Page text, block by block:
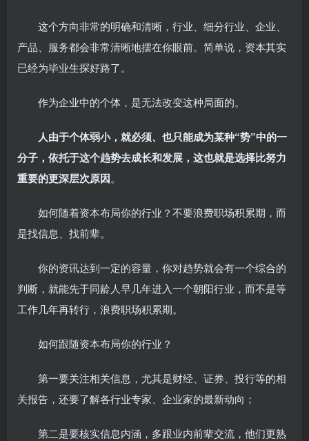
这个方向非常的明确和清晰，行业、细分行业、企业、
产品、服务都会非常清晰地摆在你眼前。简单说，资本其实
已经为毕业生探好路了。
作为企业中的个体，是无法改变这种局面的。
人由于个体弱小，就必须、也只能成为某种“势”中的一
分子，依托于这个趋势去成长和发展，这也就是选择比努力
重要的更深层次原因。
如何随着资本布局你的行业？不要浪费职场积累期，而
是找信息、找前辈。
你的资讯达到一定的容量，你对趋势就会有一个综合的
判断，就能先于同龄人早几年进入一个朝阳行业，而不是等
工作几年再转行，浪费职场积累期。
如何跟随资本布局你的行业？
第一要关注相关信息，尤其是财经、证券、投行等的相
关报告，还要了解各行业专家、企业家的最新动向；
第二是要核实信息内涵，多跟业内前辈交流，他们更熟